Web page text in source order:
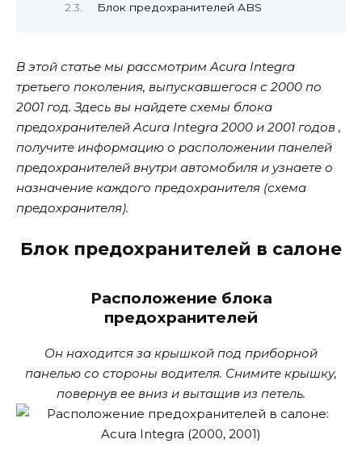
Блок предохранителей ABS
В этой статье мы рассмотрим Acura Integra
третьего поколения, выпускавшегося с 2000 по
2001 год. Здесь вы найдете схемы блока
предохранителей Acura Integra 2000 и 2001 годов ,
получите информацию о расположении панелей
предохранителей внутри автомобиля и узнаете о
назначение каждого предохранителя (схема
предохранителя).
Блок предохранителей в салоне
Расположение блока
предохранителей
Он находится за крышкой под приборной
панелью со стороны водителя. Снимите крышку,
повернув ее вниз и вытащив из петель.